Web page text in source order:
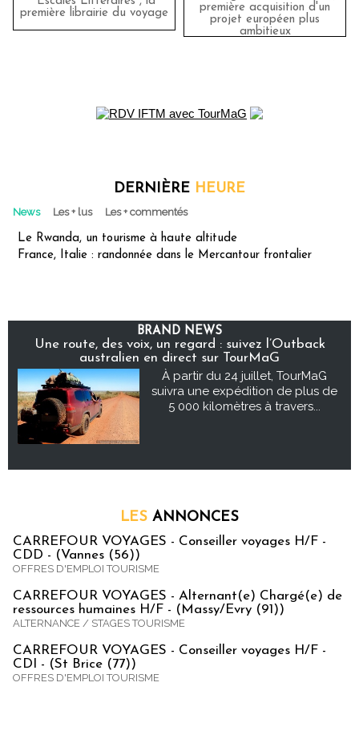
première librairie du voyage
première acquisition d'un
projet européen plus
ambitieux
DERNIÈRE HEURE
News Les + lus Les + commentés
Le Rwanda, un tourisme à haute altitude
France, Italie : randonnée dans le Mercantour frontalier
BRAND NEWS
Une route, des voix, un regard : suivez l’Outback
australien en direct sur TourMaG
À partir du 24 juillet, TourMaG
suivra une expédition de plus de
5 000 kilomètres à travers...
LES ANNONCES
CARREFOUR VOYAGES - Conseiller voyages H/F -
CDD - (Vannes (56))
OFFRES D'EMPLOI TOURISME
CARREFOUR VOYAGES - Alternant(e) Chargé(e) de
ressources humaines H/F - (Massy/Evry (91))
ALTERNANCE / STAGES TOURISME
CARREFOUR VOYAGES - Conseiller voyages H/F -
CDI - (St Brice (77))
OFFRES D'EMPLOI TOURISME